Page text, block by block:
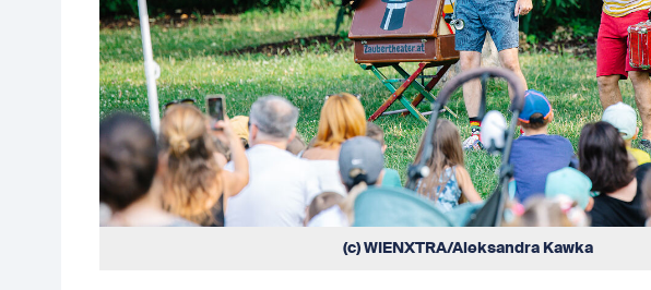
(c) WIENXTRA/Aleksandra Kawka